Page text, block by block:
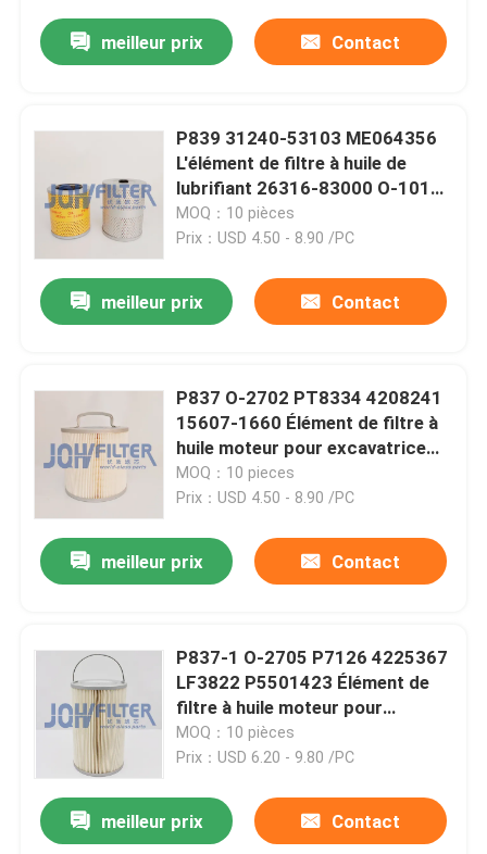
Produits
vidéo
À propos de nous
meilleur prix Contact
P839 31240-53103 ME064356
L'élément de filtre à huile de
lubrifiant 26316-83000 O-1012
LF3447 LF3432 pour
excavatrice à tracteur de
MOQ：10 pièces
Prix：USD 4.50 - 8.90 /PC
meilleur prix Contact
P837 O-2702 PT8334 4208241
15607-1660 Élément de filtre à
huile moteur pour excavatrice
EX300 EX400
MOQ：10 pieces
Prix：USD 4.50 - 8.90 /PC
meilleur prix Contact
P837-1 O-2705 P7126 4225367
LF3822 P5501423 Élément de
filtre à huile moteur pour
excavatrice EX400-1
MOQ：10 pièces
Prix：USD 6.20 - 9.80 /PC
meilleur prix Contact